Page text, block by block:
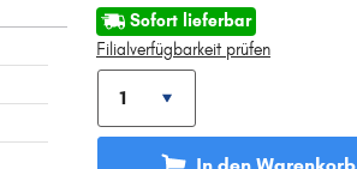
Sofort lieferbar
Filialverfügbarkeit prüfen